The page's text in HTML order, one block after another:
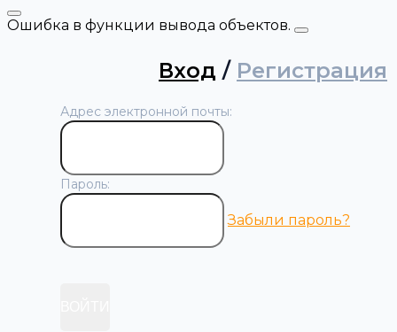
Ошибка в функции вывода объектов.
Вход / Регистрация
Адрес электронной почты:
Пароль:
Забыли пароль?